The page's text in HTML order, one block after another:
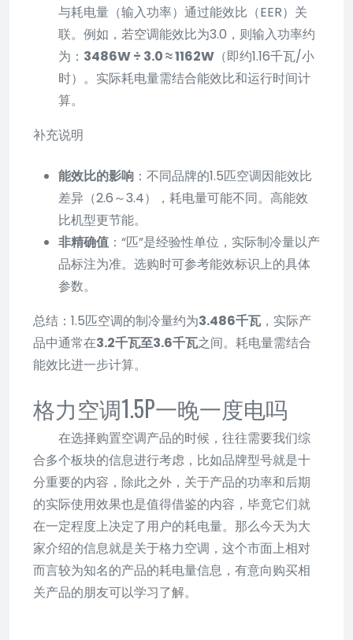
与耗电量（输入功率）通过能效比（EER）关
联。例如，若空调能效比为3.0，则输入功率约
为： 3486W ÷ 3.0 ≈ 1162W （即约1.16千瓦/小
时）。实际耗电量需结合能效比和运行时间计
算。
补充说明
能效比的影响 ：不同品牌的1.5匹空调因能效比
差异（2.6～3.4），耗电量可能不同。高能效
比机型更节能。
非精确值 ：“匹”是经验性单位，实际制冷量以产
品标注为准。选购时可参考能效标识上的具体
参数。
总结：1.5匹空调的制冷量约为3.486千瓦，实际产
品中通常在3.2千瓦至3.6千瓦之间。耗电量需结合
能效比进一步计算。
格力空调1.5P一晚一度电吗
在选择购置空调产品的时候，往往需要我们综
合多个板块的信息进行考虑，比如品牌型号就是十
分重要的内容，除此之外，关于产品的功率和后期
的实际使用效果也是值得借鉴的内容，毕竟它们就
在一定程度上决定了用户的耗电量。那么今天为大
家介绍的信息就是关于格力空调，这个市面上相对
而言较为知名的产品的耗电量信息，有意向购买相
关产品的朋友可以学习了解。